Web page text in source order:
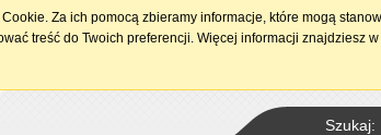
15. urodziny
Szukaj:
Za ich pomocą zbieramy informacje, które mogą
treść do Twoich preferencji. Więcej informacji znajdziesz w